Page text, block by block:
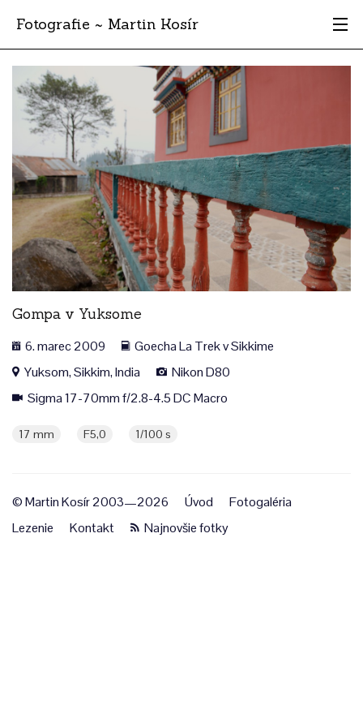
Fotografie ~ Martin Kosír
Moje obľúbené
Albumy
Archív
Vyhľadávanie
Gompa v Yuksome
6. marec 2009
Goecha La Trek v Sikkime
Yuksom, Sikkim, India
Nikon D80
Sigma 17-70mm f/2.8-4.5 DC Macro
17 mm F5,0 1/100 s
© Martin Kosír 2003—2026 Úvod
Fotogaléria
Lezenie
Kontakt Najnovšie fotky